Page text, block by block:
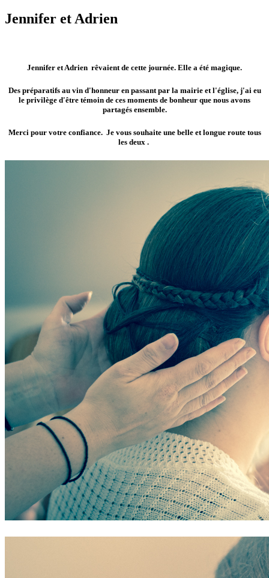
Jennifer et Adrien
Jennifer et Adrien rêvaient de cette journée. Elle a été magique.
Des préparatifs au vin d'honneur en passant par la mairie et l'église, j'ai eu
le privilège d'être témoin de ces moments de bonheur que nous avons
partagés ensemble.
Merci pour votre confiance. Je vous souhaite une belle et longue route tous
les deux .